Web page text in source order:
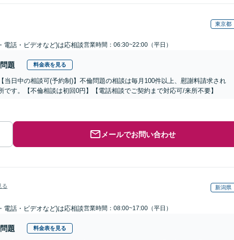
東京都
電話・ビデオなど)は応相談営業時間：06:30~22:00（平日）
題 料金表を見る
当日中の相談可(予約制)】不倫問題の相談は毎月100件以上、慰謝料請求され
す。【不倫相談は初回0円】【電話相談でご契約まで対応可/来所不要】
メールでお問い合わせ
る 新潟県
電話・ビデオなど)は応相談営業時間：08:00~17:00（平日）
題 料金表を見る